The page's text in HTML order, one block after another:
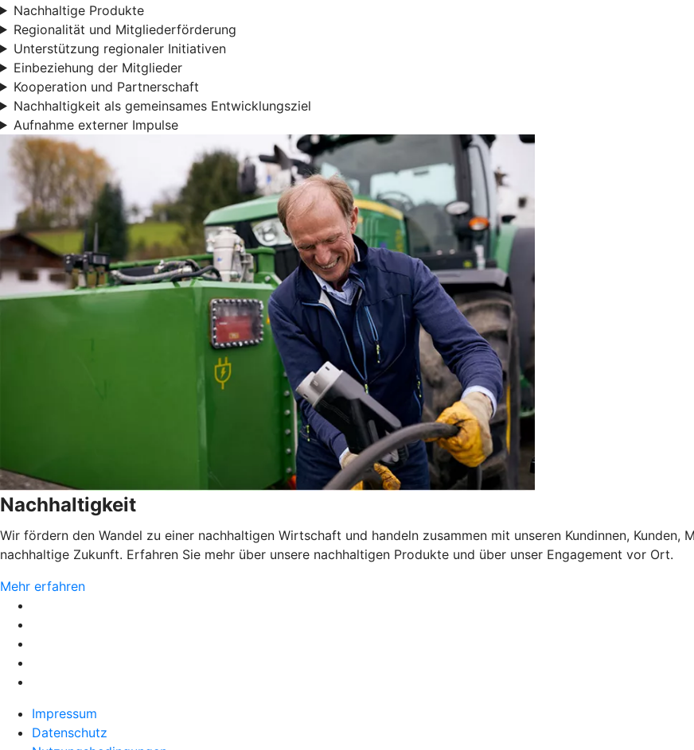
Nachhaltige Produkte
Regionalität und Mitgliederförderung
Unterstützung regionaler Initiativen
Einbeziehung der Mitglieder
Kooperation und Partnerschaft
Nachhaltigkeit als gemeinsames Entwicklungsziel
Aufnahme externer Impulse
Nachhaltigkeit
Wir fördern den Wandel zu einer nachhaltigen Wirtschaft und handeln zusammen mit unseren Kundinnen,
nachhaltige Zukunft. Erfahren Sie mehr über unsere nachhaltigen Produkte und über unser Engagement vor Ort.
Mehr erfahren
Impressum
Datenschutz